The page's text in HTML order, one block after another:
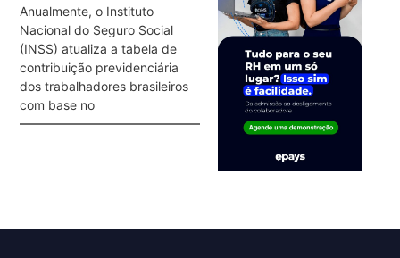
Anualmente, o Instituto
Nacional do Seguro Social
(INSS) atualiza a tabela de
contribuição previdenciária
dos trabalhadores brasileiros
com base no